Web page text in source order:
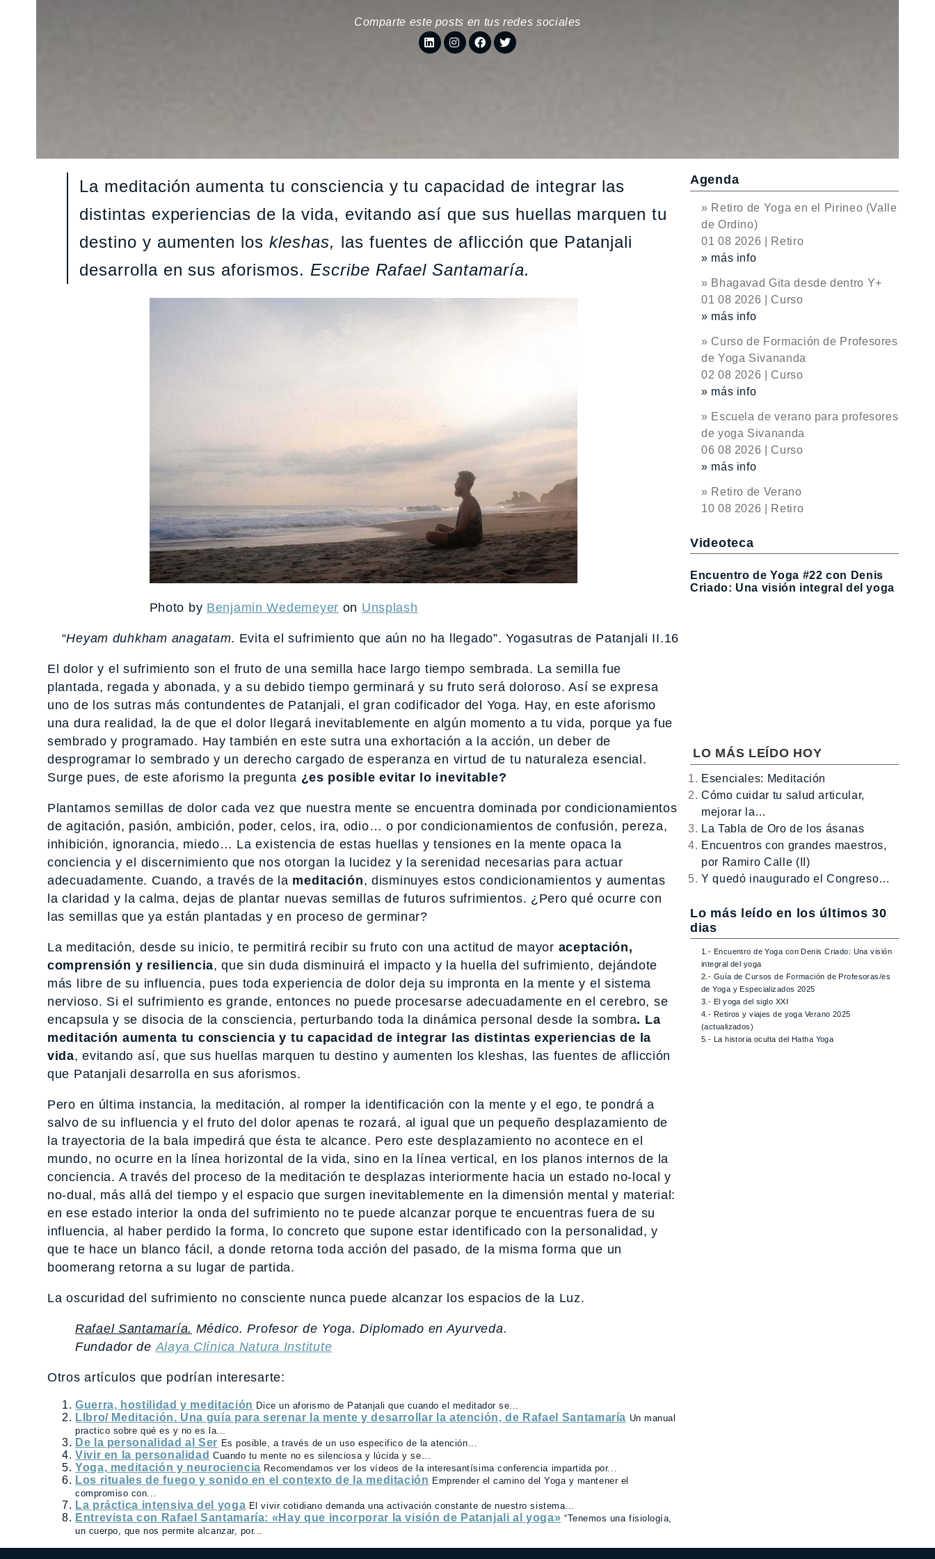
Comparte este posts en tus redes sociales
La meditación aumenta tu consciencia y tu capacidad de integrar las
distintas experiencias de la vida, evitando así que sus huellas marquen tu
destino y aumenten loskleshas, las fuentes de aflicción que Patanjali
desarrolla en sus aforismos. Escribe Rafael Santamaría.
Photo by Benjamin Wedemeyer on Unsplash
“Heyam duhkham anagatam. Evita el sufrimiento que aún no ha llegado”. Yogasutras de Patanjali II.16
El dolor y el sufrimiento son el fruto de una semilla hace largo tiempo sembrada. La semilla fue
plantada, regada y abonada, y a su debido tiempo germinará y su fruto será doloroso. Así se expresa
uno de los sutras más contundentes de Patanjali, el gran codificador del Yoga. Hay, en este aforismo
una dura realidad, la de que el dolor llegará inevitablemente en algún momento a tu vida, porque ya fue
sembrado y programado. Hay también en este sutra una exhortación a la acción, un deber de
desprogramar lo sembrado y un derecho cargado de esperanza en virtud de tu naturaleza esencial.
Surge pues, de este aforismo la pregunta ¿es posible evitar lo inevitable?
Plantamos semillas de dolor cada vez que nuestra mente se encuentra dominada por condicionamientos
de agitación, pasión, ambición, poder, celos, ira, odio… o por condicionamientos de confusión, pereza,
inhibición, ignorancia, miedo… La existencia de estas huellas y tensiones en la mente opaca la
conciencia y el discernimiento que nos otorgan la lucidez y la serenidad necesarias para actuar
adecuadamente. Cuando, a través de la meditación, disminuyes estos condicionamientos y aumentas
la claridad y la calma, dejas de plantar nuevas semillas de futuros sufrimientos. ¿Pero qué ocurre con
las semillas que ya están plantadas y en proceso de germinar?
La meditación, desde su inicio, te permitirá recibir su fruto con una actitud de mayor aceptación,
comprensión y resiliencia, que sin duda disminuirá el impacto y la huella del sufrimiento, dejándote
más libre de su influencia, pues toda experiencia de dolor deja su impronta en la mente y el sistema
nervioso. Si el sufrimiento es grande, entonces no puede procesarse adecuadamente en el cerebro, se
encapsula y se disocia de la consciencia, perturbando toda la dinámica personal desde la sombra. La
meditación aumenta tu consciencia y tu capacidad de integrar las distintas experiencias de la
vida, evitando así, que sus huellas marquen tu destino y aumenten los kleshas, las fuentes de aflicción
que Patanjali desarrolla en sus aforismos.
Pero en última instancia, la meditación, al romper la identificación con la mente y el ego, te pondrá a
salvo de su influencia y el fruto del dolor apenas te rozará, al igual que un pequeño desplazamiento de
la trayectoria de la bala impedirá que ésta te alcance. Pero este desplazamiento no acontece en el
mundo, no ocurre en la línea horizontal de la vida, sino en la línea vertical, en los planos internos de la
conciencia. A través del proceso de la meditación te desplazas interiormente hacia un estado no-local y
no-dual, más allá del tiempo y el espacio que surgen inevitablemente en la dimensión mental y material:
en ese estado interior la onda del sufrimiento no te puede alcanzar porque te encuentras fuera de su
influencia, al haber perdido la forma, lo concreto que supone estar identificado con la personalidad, y
que te hace un blanco fácil, a donde retorna toda acción del pasado, de la misma forma que un
boomerang retorna a su lugar de partida.
La oscuridad del sufrimiento no consciente nunca puede alcanzar los espacios de la Luz.
Rafael Santamaría. Médico. Profesor de Yoga. Diplomado en Ayurveda.
Fundador de Alaya Clínica Natura Institute
Otros artículos que podrían interesarte:
Guerra, hostilidad y meditación Dice un aforismo de Patanjali que cuando el meditador se...
LIbro/ Meditación. Una guía para serenar la mente y desarrollar la atención, de Rafael Santamaría Un manual
practico sobre qué es y no es la...
De la personalidad al Ser Es posible, a través de un uso especifico de la atención...
Vivir en la personalidad Cuando tu mente no es silenciosa y lúcida y se...
Yoga, meditación y neurociencia Recomendamos ver los vídeos de la interesantísima conferencia impartida por...
Los rituales de fuego y sonido en el contexto de la meditación Emprender el camino del Yoga y mantener el
compromiso con...
La práctica intensiva del yoga El vivir cotidiano demanda una activación constante de nuestro sistema...
Entrevista con Rafael Santamaría: «Hay que incorporar la visión de Patanjali al yoga» “Tenemos una fisiología,
un cuerpo, que nos permite alcanzar, por...
Agenda
» Retiro de Yoga en el Pirineo (Valle
de Ordino)
01 08 2026 | Retiro
» más info
» Bhagavad Gita desde dentro Y+
01 08 2026 | Curso
» más info
» Curso de Formación de Profesores
de Yoga Sivananda
02 08 2026 | Curso
» más info
» Escuela de verano para profesores
de yoga Sivananda
06 08 2026 | Curso
» más info
» Retiro de Verano
10 08 2026 | Retiro
Videoteca
Encuentro de Yoga #22 con Denis
Criado: Una visión integral del yoga
LO MÁS LEÍDO HOY
Esenciales: Meditación
Cómo cuidar tu salud articular,
mejorar la…
La Tabla de Oro de los ásanas
Encuentros con grandes maestros,
por Ramiro Calle (II)
Y quedó inaugurado el Congreso…
Lo más leído en los últimos 30
dias
1.- Encuentro de Yoga con Denis Criado: Una visión
integral del yoga
2.- Guía de Cursos de Formación de Profesoras/es
de Yoga y Especializados 2025
3.- El yoga del siglo XXI
4.- Retiros y viajes de yoga Verano 2025
(actualizados)
5.- La historia oculta del Hatha Yoga